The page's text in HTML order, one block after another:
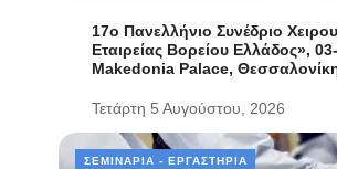
17ο Πανελλήνιο Συνέδριο
Εταιρείας Βορείου Ελλάδος»,
Makedonia Palace,
Τετάρτη 5 Αυγούστου, 2026
ΣΕΜΙΝΆΡΙΑ - ΕΡΓΑΣΤΉΡΙΑ